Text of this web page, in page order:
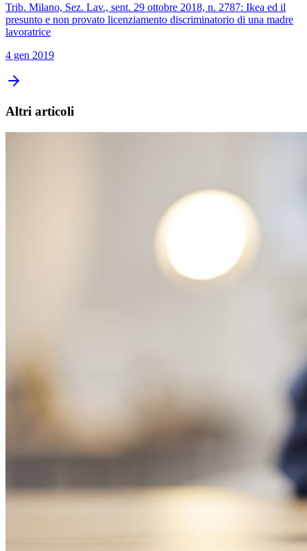
Trib. Milano, Sez. Lav., sent. 29 ottobre 2018, n. 2787: Ikea ed il
presunto e non provato licenziamento discriminatorio di una madre
lavoratrice
4 gen 2019
Altri articoli